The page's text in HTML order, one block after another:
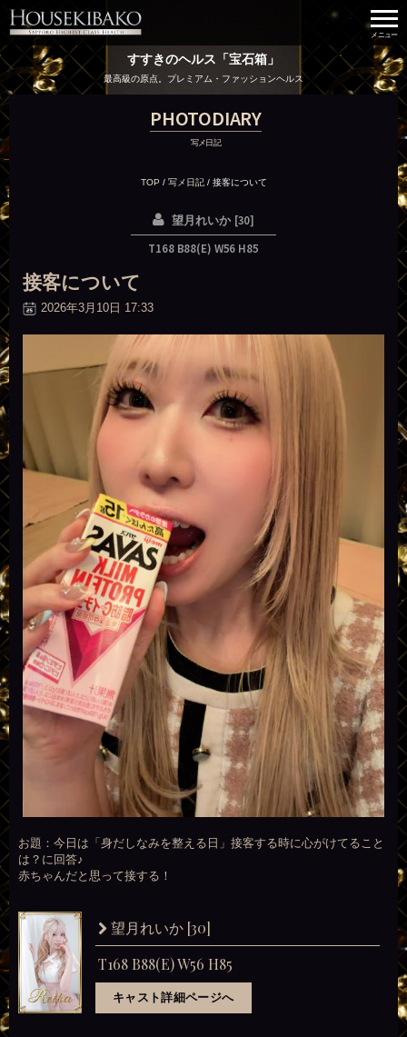
すすきのヘルス「宝石箱」
最高級の原点。プレミアム・ファッションヘルス
PHOTODIARY
写メ日記
TOP / 写メ日記/ 接客について
望月れいか [30]
T168 B88(E) W56 H85
接客について
2026年3月10日 17:33
お題：今日は「身だしなみを整える日」接客する時に心がけてること
は？に回答♪
赤ちゃんだと思って接する！
望月れいか [30]
T168 B88(E) W56 H85
キャスト詳細ページへ